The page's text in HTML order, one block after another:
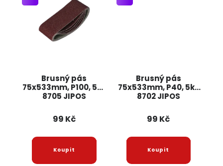
Brusný pás
75x533mm, P100, 5ks
8705 JIPOS
99 Kč
Brusný pás
75x533mm, P40, 5ks
8702 JIPOS
99 Kč